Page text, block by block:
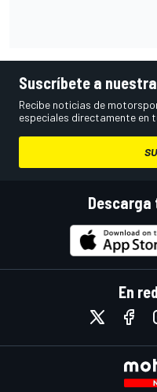
Suscríbete a
Recibe noticias de
especiales directamente en
En